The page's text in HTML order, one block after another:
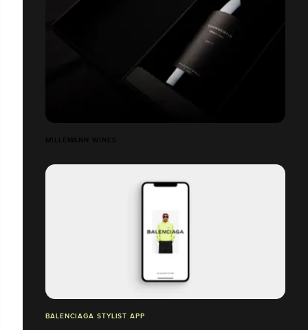
MILLEMANN WINES
BALENCIAGA STYLIST APP